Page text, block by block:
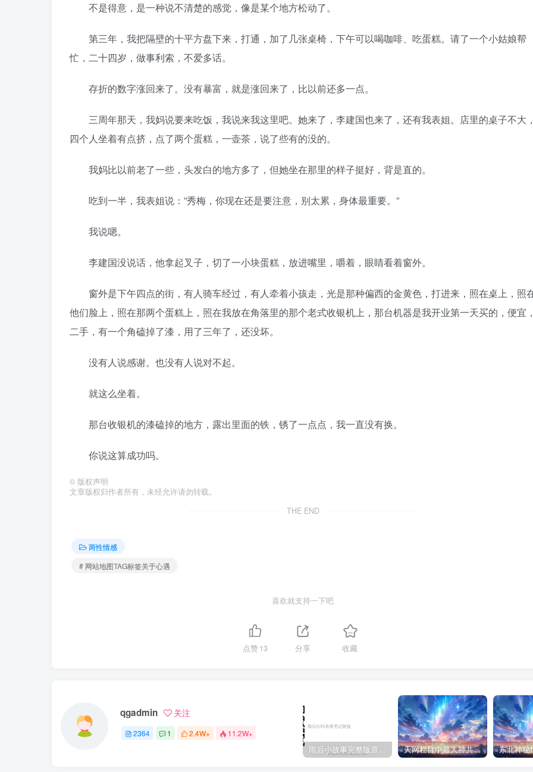
不是得意，是一种说不清楚的感觉，像是某个地方松动了。
第三年，我把隔壁的十平方盘下来，打通，加了几张桌椅，下午可以喝咖啡、吃蛋糕。请了一个小姑娘帮
忙，二十四岁，做事利索，不爱多话。
存折的数字涨回来了。没有暴富，就是涨回来了，比以前还多一点。
三周年那天，我妈说要来吃饭，我说来我这里吧。她来了，李建国也来了，还有我表姐。店里的桌子不大
四个人坐着有点挤，点了两个蛋糕，一壶茶，说了些有的没的。
我妈比以前老了一些，头发白的地方多了，但她坐在那里的样子挺好，背是直的。
吃到一半，我表姐说：”秀梅，你现在还是要注意，别太累，身体最重要。”
我说嗯。
李建国没说话，他拿起叉子，切了一小块蛋糕，放进嘴里，嚼着，眼睛看着窗外。
窗外是下午四点的街，有人骑车经过，有人牵着小孩走，光是那种偏西的金黄色，打进来，照在桌上，照
他们脸上，照在那两个蛋糕上，照在我放在角落里的那个老式收银机上，那台机器是我开业第一天买的，便宜
二手，有一个角磕掉了漆，用了三年了，还没坏。
没有人说感谢。也没有人说对不起。
就这么坐着。
那台收银机的漆磕掉的地方，露出里面的铁，锈了一点点，我一直没有换。
你说这算成功吗。
© 版权声明
文章版权归作者所有，未经允许请勿转载。
THE END
两性情感
# 网站地图TAG标签关于心遇
喜欢就支持一下吧
点赞13 分享 收藏
qgadmin 关注
2364 1 2.4W+ 11.2W+
雨后小故事完整版原片动态图（图+文字解说版） 天网栏目中最人神共愤的一期《消失的夫妻》